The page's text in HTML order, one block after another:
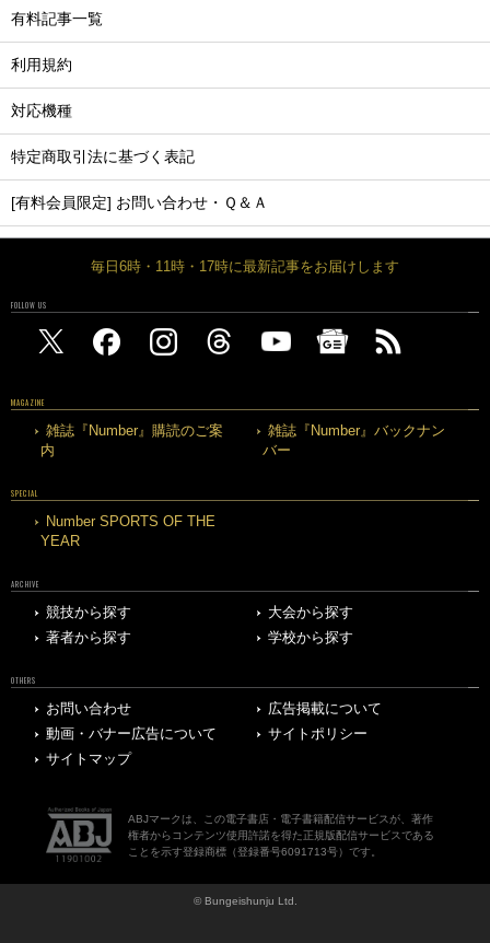
有料記事一覧
利用規約
対応機種
特定商取引法に基づく表記
[有料会員限定] お問い合わせ・Ｑ＆Ａ
毎日6時・11時・17時に最新記事をお届けします
FOLLOW US
MAGAZINE
雑誌『Number』購読のご案
内
雑誌『Number』バックナン
バー
SPECIAL
Number SPORTS OF THE
YEAR
ARCHIVE
競技から探す
大会から探す
著者から探す
学校から探す
OTHERS
お問い合わせ
広告掲載について
動画・バナー広告について
サイトポリシー
サイトマップ
ABJマークは、この電子書店・電子書籍配信サービスが、著作
権者からコンテンツ使用許諾を得た正規版配信サービスである
ことを示す登録商標（登録番号6091713号）です。
© Bungeishunju Ltd.